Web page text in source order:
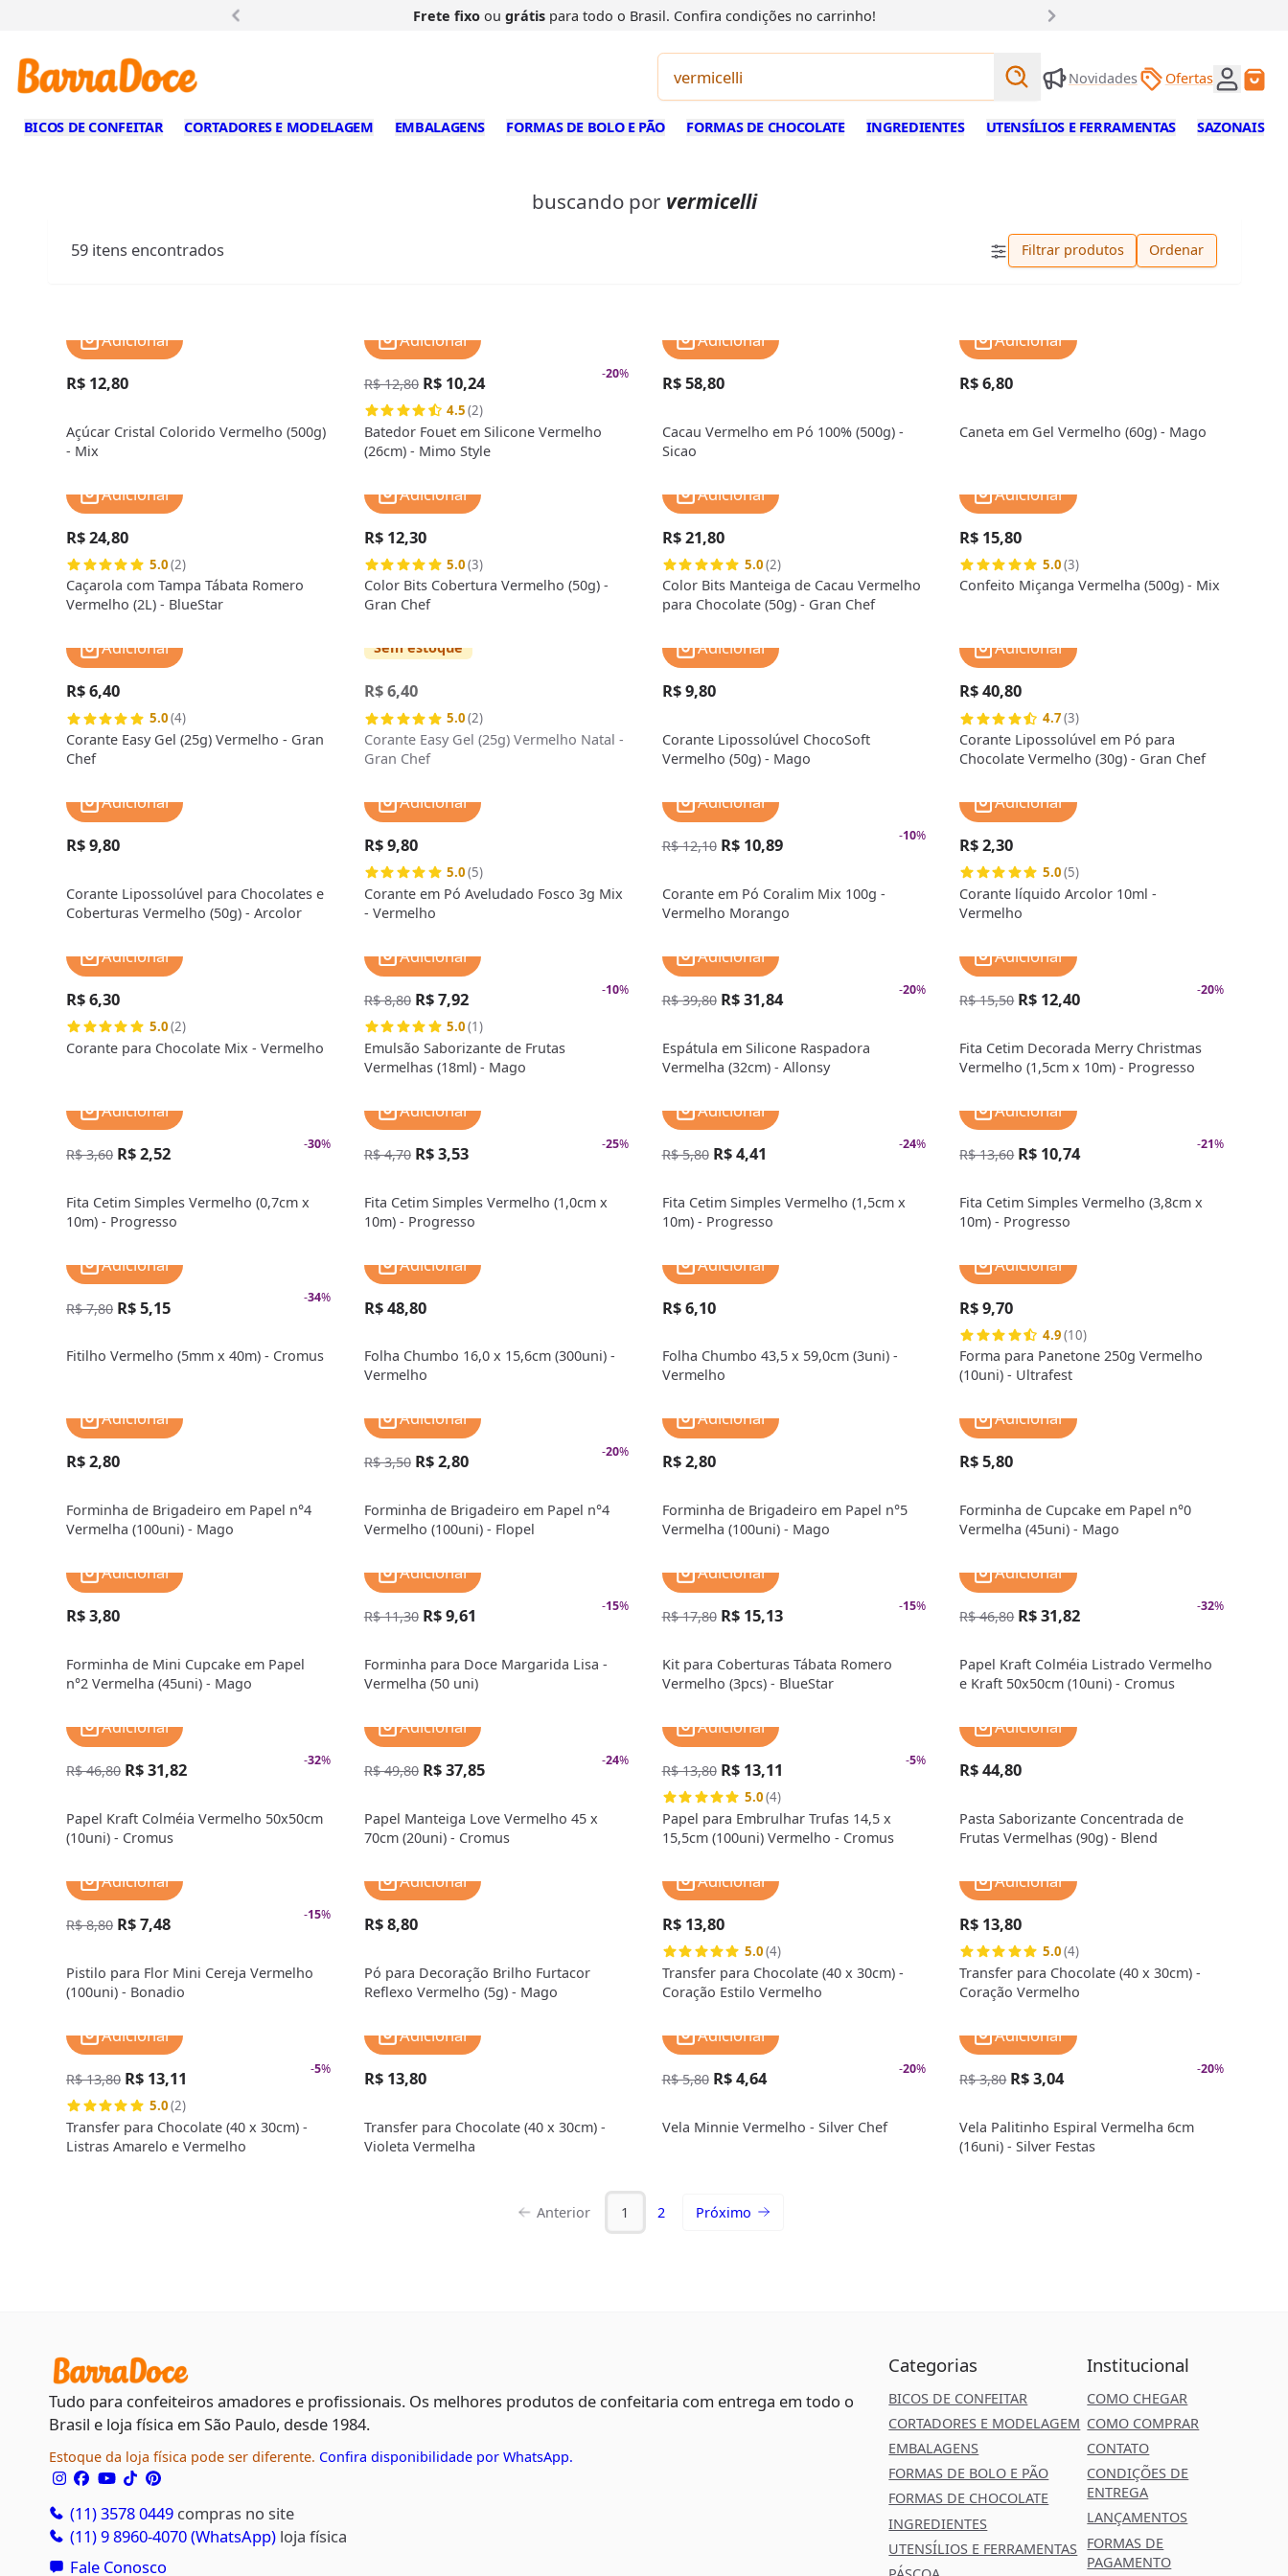
Frete fixoou grátispara todo o Brasil. Confira condições no carrinho!
Buscar produtos
Buscar
Novidades Ofertas
BICOS DE CONFEITAR CORTADORES E MODELAGEM EMBALAGENS FORMAS DE BOLO E PÃO FORMAS DE CHOCOLATE INGREDIENTES UTENSÍLIOS E FERRAMENTAS SAZONAIS
buscando por vermicelli
59 itens encontrados Filtrar produtos Ordenar
R$ 12,80
Açúcar Cristal Colorido Vermelho (500g)
- Mix
Adicionar
-20%
R$ 12,80 R$ 10,24
4.5(2)
Batedor Fouet em Silicone Vermelho
(26cm) - Mimo Style
Adicionar
R$ 58,80
Cacau Vermelho em Pó 100% (500g) -
Sicao
Adicionar
R$ 6,80
Caneta em Gel Vermelho (60g) - Mago
Adicionar
R$ 24,80
5.0(2)
Caçarola com Tampa Tábata Romero
Vermelho (2L) - BlueStar
Adicionar
R$ 12,30
5.0(3)
Color Bits Cobertura Vermelho (50g) -
Gran Chef
Adicionar
R$ 21,80
5.0(2)
Color Bits Manteiga de Cacau Vermelho
para Chocolate (50g) - Gran Chef
Adicionar
R$ 15,80
5.0(3)
Confeito Miçanga Vermelha (500g) - Mix
Adicionar
R$ 6,40
5.0(4)
Corante Easy Gel (25g) Vermelho - Gran
Chef
Adicionar
R$ 6,40
5.0(2)
Corante Easy Gel (25g) Vermelho Natal -
Gran Chef
Sem estoque
R$ 9,80
Corante Lipossolúvel ChocoSoft
Vermelho (50g) - Mago
Adicionar
R$ 40,80
4.7(3)
Corante Lipossolúvel em Pó para
Chocolate Vermelho (30g) - Gran Chef
Adicionar
R$ 9,80
Corante Lipossolúvel para Chocolates e
Coberturas Vermelho (50g) - Arcolor
Adicionar
R$ 9,80
5.0(5)
Corante em Pó Aveludado Fosco 3g Mix
- Vermelho
Adicionar
-10%
R$ 12,10 R$ 10,89
Corante em Pó Coralim Mix 100g -
Vermelho Morango
Adicionar
R$ 2,30
5.0(5)
Corante líquido Arcolor 10ml -
Vermelho
Adicionar
R$ 6,30
5.0(2)
Corante para Chocolate Mix - Vermelho
Adicionar
-10%
R$ 8,80 R$ 7,92
5.0(1)
Emulsão Saborizante de Frutas
Vermelhas (18ml) - Mago
Adicionar
-20%
R$ 39,80 R$ 31,84
Espátula em Silicone Raspadora
Vermelha (32cm) - Allonsy
Adicionar
-20%
R$ 15,50 R$ 12,40
Fita Cetim Decorada Merry Christmas
Vermelho (1,5cm x 10m) - Progresso
Adicionar
-30%
R$ 3,60 R$ 2,52
Fita Cetim Simples Vermelho (0,7cm x
10m) - Progresso
Adicionar
-25%
R$ 4,70 R$ 3,53
Fita Cetim Simples Vermelho (1,0cm x
10m) - Progresso
Adicionar
-24%
R$ 5,80 R$ 4,41
Fita Cetim Simples Vermelho (1,5cm x
10m) - Progresso
Adicionar
-21%
R$ 13,60 R$ 10,74
Fita Cetim Simples Vermelho (3,8cm x
10m) - Progresso
Adicionar
-34%
R$ 7,80 R$ 5,15
Fitilho Vermelho (5mm x 40m) - Cromus
Adicionar
R$ 48,80
Folha Chumbo 16,0 x 15,6cm (300uni) -
Vermelho
Adicionar
R$ 6,10
Folha Chumbo 43,5 x 59,0cm (3uni) -
Vermelho
Adicionar
R$ 9,70
4.9(10)
Forma para Panetone 250g Vermelho
(10uni) - Ultrafest
Adicionar
R$ 2,80
Forminha de Brigadeiro em Papel n°4
Vermelha (100uni) - Mago
Adicionar
-20%
R$ 3,50 R$ 2,80
Forminha de Brigadeiro em Papel n°4
Vermelho (100uni) - Flopel
Adicionar
R$ 2,80
Forminha de Brigadeiro em Papel n°5
Vermelha (100uni) - Mago
Adicionar
R$ 5,80
Forminha de Cupcake em Papel n°0
Vermelha (45uni) - Mago
Adicionar
R$ 3,80
Forminha de Mini Cupcake em Papel
n°2 Vermelha (45uni) - Mago
Adicionar
-15%
R$ 11,30 R$ 9,61
Forminha para Doce Margarida Lisa -
Vermelha (50 uni)
Adicionar
-15%
R$ 17,80 R$ 15,13
Kit para Coberturas Tábata Romero
Vermelho (3pcs) - BlueStar
Adicionar
-32%
R$ 46,80 R$ 31,82
Papel Kraft Colméia Listrado Vermelho
e Kraft 50x50cm (10uni) - Cromus
Adicionar
-32%
R$ 46,80 R$ 31,82
Papel Kraft Colméia Vermelho 50x50cm
(10uni) - Cromus
Adicionar
-24%
R$ 49,80 R$ 37,85
Papel Manteiga Love Vermelho 45 x
70cm (20uni) - Cromus
Adicionar
-5%
R$ 13,80 R$ 13,11
5.0(4)
Papel para Embrulhar Trufas 14,5 x
15,5cm (100uni) Vermelho - Cromus
Adicionar
R$ 44,80
Pasta Saborizante Concentrada de
Frutas Vermelhas (90g) - Blend
Adicionar
-15%
R$ 8,80 R$ 7,48
Pistilo para Flor Mini Cereja Vermelho
(100uni) - Bonadio
Adicionar
R$ 8,80
Pó para Decoração Brilho Furtacor
Reflexo Vermelho (5g) - Mago
Adicionar
R$ 13,80
5.0(4)
Transfer para Chocolate (40 x 30cm) -
Coração Estilo Vermelho
Adicionar
R$ 13,80
5.0(4)
Transfer para Chocolate (40 x 30cm) -
Coração Vermelho
Adicionar
-5%
R$ 13,80 R$ 13,11
5.0(2)
Transfer para Chocolate (40 x 30cm) -
Listras Amarelo e Vermelho
Adicionar
R$ 13,80
Transfer para Chocolate (40 x 30cm) -
Violeta Vermelha
Adicionar
-20%
R$ 5,80 R$ 4,64
Vela Minnie Vermelho - Silver Chef
Adicionar
-20%
R$ 3,80 R$ 3,04
Vela Palitinho Espiral Vermelha 6cm
(16uni) - Silver Festas
Adicionar
Anterior 1 2 Próximo
Tudo para confeiteiros amadores e profissionais. Os melhores produtos de confeitaria com entrega em todo o
Brasil e loja física em São Paulo, desde 1984.
Estoque da loja física pode ser diferente. Confira disponibilidade por WhatsApp.
(11) 3578 0449 compras no site
(11) 9 8960-4070 (WhatsApp) loja física
Fale Conosco
Categorias
BICOS DE CONFEITAR
CORTADORES E MODELAGEM
EMBALAGENS
FORMAS DE BOLO E PÃO
FORMAS DE CHOCOLATE
INGREDIENTES
UTENSÍLIOS E FERRAMENTAS
Institucional
COMO CHEGAR
COMO COMPRAR
CONTATO
CONDIÇÕES DE
ENTREGA
LANÇAMENTOS
FORMAS DE
PAGAMENTO